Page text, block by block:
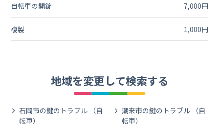
自転車の開錠 7,000円
複製 1,000円
地域を変更して検索する
石岡市の鍵のトラブル （自
転車）
潮来市の鍵のトラブル （自
転車）